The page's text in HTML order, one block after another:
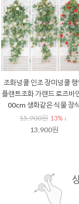
조화넝쿨 인조 장미넝쿨 행
플랜트조화 가랜드 로즈바
00cm 생화같은 식물 장식
15,900원 13% ↓
13,900원